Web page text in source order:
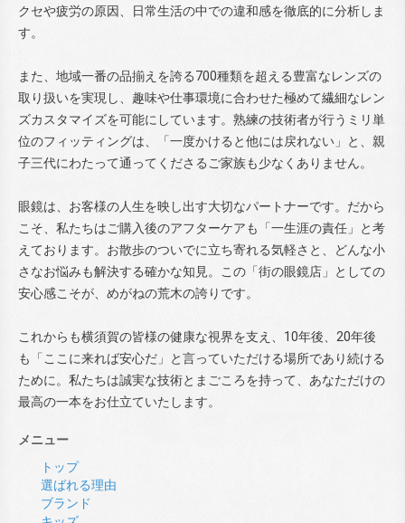
クセや疲労の原因、日常生活の中での違和感を徹底的に分析しま
す。
また、地域一番の品揃えを誇る700種類を超える豊富なレンズの
取り扱いを実現し、趣味や仕事環境に合わせた極めて繊細なレン
ズカスタマイズを可能にしています。熟練の技術者が行うミリ単
位のフィッティングは、「一度かけると他には戻れない」と、親
子三代にわたって通ってくださるご家族も少なくありません。
眼鏡は、お客様の人生を映し出す大切なパートナーです。だから
こそ、私たちはご購入後のアフターケアも「一生涯の責任」と考
えております。お散歩のついでに立ち寄れる気軽さと、どんな小
さなお悩みも解決する確かな知見。この「街の眼鏡店」としての
安心感こそが、めがねの荒木の誇りです。
これからも横須賀の皆様の健康な視界を支え、10年後、20年後
も「ここに来れば安心だ」と言っていただける場所であり続ける
ために。私たちは誠実な技術とまごころを持って、あなただけの
最高の一本をお仕立ていたします。
メニュー
トップ
選ばれる理由
ブランド